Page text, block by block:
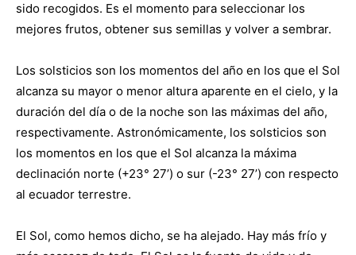
sido recogidos. Es el momento para seleccionar los
mejores frutos, obtener sus semillas y volver a sembrar.
Los solsticios son los momentos del año en los que el Sol
alcanza su mayor o menor altura aparente en el cielo, y la
duración del día o de la noche son las máximas del año,
respectivamente. Astronómicamente, los solsticios son
los momentos en los que el Sol alcanza la máxima
declinación norte (+23° 27’) o sur (-23° 27’) con respecto
al ecuador terrestre.
El Sol, como hemos dicho, se ha alejado. Hay más frío y